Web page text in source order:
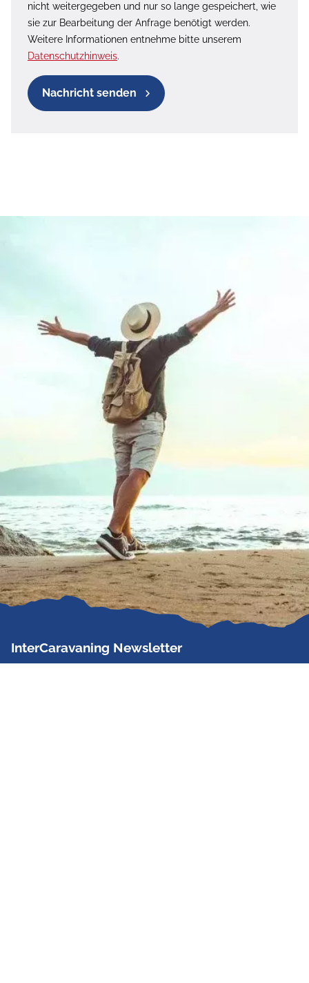
nicht weitergegeben und nur so lange gespeichert, wie
sie zur Bearbeitung der Anfrage benötigt werden.
Weitere Informationen entnehme bitte unserem
Datenschutzhinweis.
Nachricht senden
InterCaravaning Newsletter